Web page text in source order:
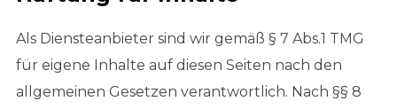
Als Diensteanbieter sind wir gemäß § 7 Abs.1 TMG
für eigene Inhalte auf diesen Seiten nach den
allgemeinen Gesetzen verantwortlich. Nach §§ 8